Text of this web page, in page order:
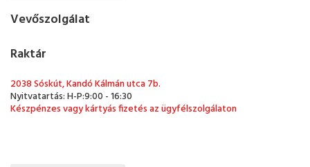
Vevőszolgálat
Raktár
2038 Sóskút, Kandó Kálmán utca 7b.
Nyitvatartás: H-P:9:00 - 16:30
Készpénzes vagy kártyás fizetés az ügyfélszolgálaton